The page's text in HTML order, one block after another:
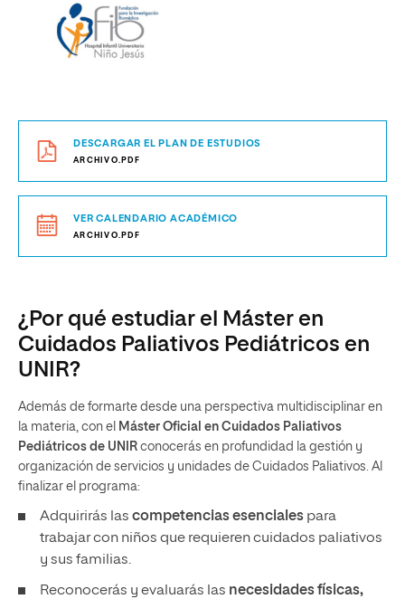
DESCARGAR EL PLAN DE ESTUDIOS
ARCHIVO.PDF
VER CALENDARIO ACADÉMICO
ARCHIVO.PDF
¿Por qué estudiar el Máster en
Cuidados Paliativos Pediátricos en
UNIR?
Además de formarte desde una perspectiva multidisciplinar en
la materia, con el Máster Oficial en Cuidados Paliativos
Pediátricos de UNIR conocerás en profundidad la gestión y
organización de servicios y unidades de Cuidados Paliativos. Al
finalizar el programa:
Adquirirás las competencias esenciales para
trabajar con niños que requieren cuidados paliativos
y sus familias.
Reconocerás y evaluarás las necesidades físicas,